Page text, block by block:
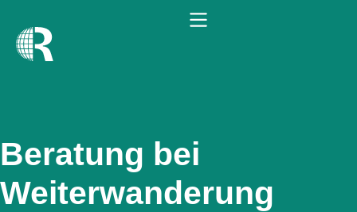
Beratung bei
Weiterwander­ung